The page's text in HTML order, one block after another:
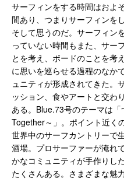
サーフィンをする時間はおよ
間あり、つまりサーフィンを
そして思うのだ。サーフィン
っていない時間もまた、サー
とを考え、ボードのことを考
に思いを巡らせる過程のなか
ュニティが形成されてきた。
ッション、食やアートと交わ
ある。Blue.73号のテーマは
Together～」。ポイント近く
世界中のサーフカントリーで
酒場。プロサーファーが淹れ
かなコミュニティが手作り
たくさんある。さまざまな魅